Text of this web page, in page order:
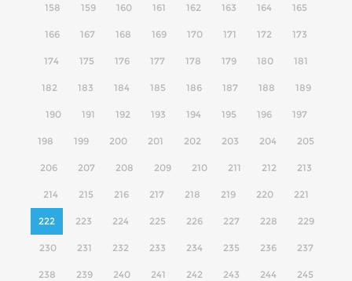
158 159 160 161 162 163 164 165
166 167 168 169 170 171 172 173
174 175 176 177 178 179 180 181
182 183 184 185 186 187 188 189
190 191 192 193 194 195 196 197
198 199 200 201 202 203 204 205
206 207 208 209 210 211 212 213
214 215 216 217 218 219 220 221
222 223 224 225 226 227 228 229
230 231 232 233 234 235 236 237
238 239 240 241 242 243 244 245